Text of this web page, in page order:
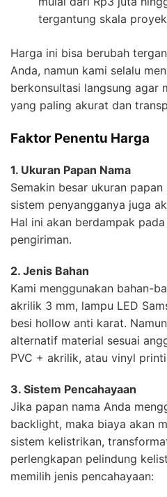
tergantung skala
Harga ini bisa berubah
Anda, namun kami selalu
berkonsultasi langsung agar
yang paling akurat dan
Faktor Penentu Harga
1. Ukuran Papan Nama
Semakin besar ukuran
sistem penyangganya juga
Hal ini akan berdampak
pengiriman.
2. Jenis Bahan
Kami menggunakan bahan-
akrilik 3 mm, lampu LED
besi hollow anti karat.
alternatif material sesuai
PVC + akrilik, atau vinyl
3. Sistem Pencahayaan
Jika papan nama Anda
backlight, maka biaya akan
sistem kelistrikan,
perlengkapan pelindung
memilih jenis pencahayaan: